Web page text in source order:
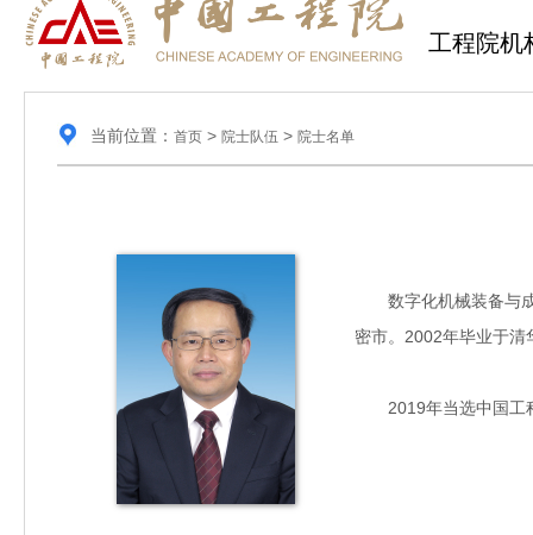
工程院机
当前位置： 首页> 院士队伍 > 院士名单
数字化机械装备与成
密市。2002年毕业于清
2019年当选中国工